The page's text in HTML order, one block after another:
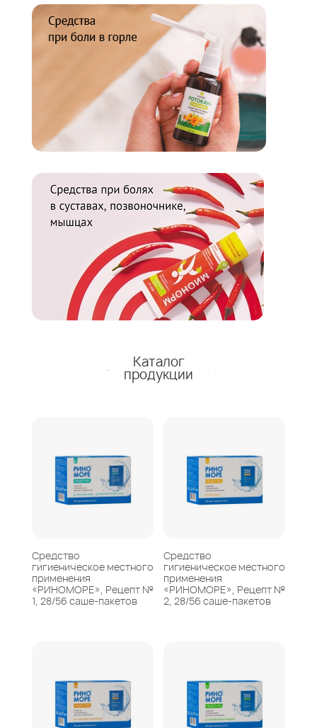
Каталог
продукции
Средство
гигиеническое местного
применения
«РИНОМОРЕ», Рецепт №
1, 28/56 саше-пакетов
Средство
гигиеническое местного
применения
«РИНОМОРЕ», Рецепт №
2, 28/56 саше-пакетов